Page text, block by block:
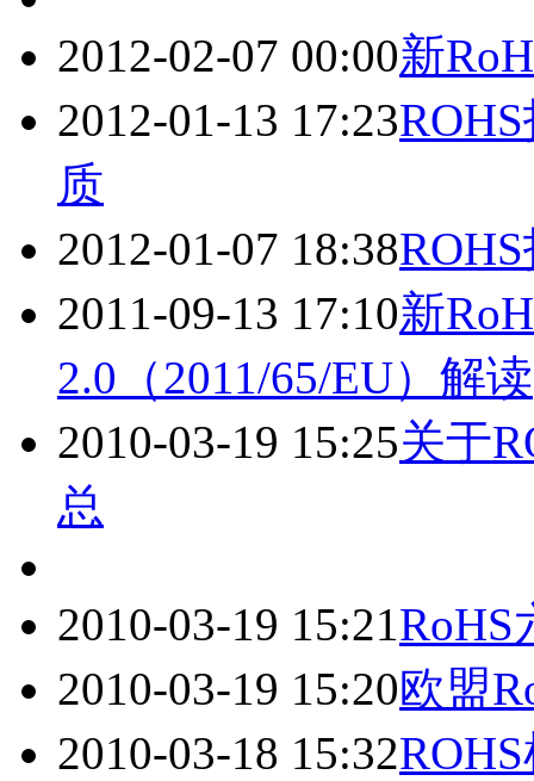
2012-02-07 00:00新
2012-01-13 17:23
质
2012-01-07 18:38
2011-09-13 17:10新
2.0（2011/65/EU）解读
2010-03-19 15:25关于
总
2010-03-19 15:21RoHS
2010-03-19 15:20欧盟
2010-03-18 15:32